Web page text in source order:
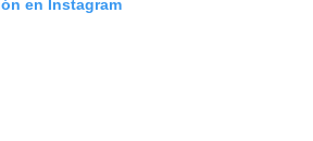
en Instagram